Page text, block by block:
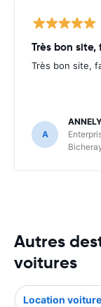
Très bon
Très bon site,
A
Autres
voitures
Location